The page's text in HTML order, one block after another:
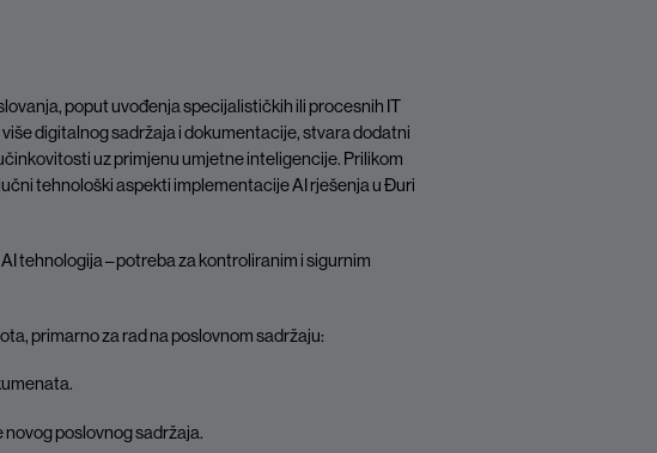
poput uvođenja specijalističkih ili procesnih IT
digitalnog sadržaja i dokumentacije, stvara dodatni
uz primjenu umjetne inteligencije. Prilikom
tehnološki aspekti implementacije AI rješenja u Đuri
tehnologija – potreba za kontroliranim i sigurnim
primarno za rad na poslovnom sadržaju:
poslovnog sadržaja.